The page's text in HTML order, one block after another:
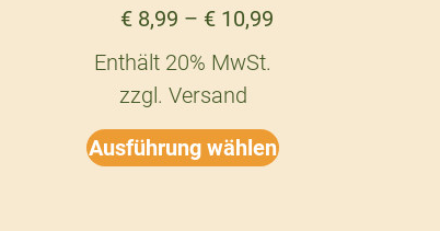
€8,99 – €10,99
Enthält 20% MwSt.
zzgl. Versand
Ausführung wählen